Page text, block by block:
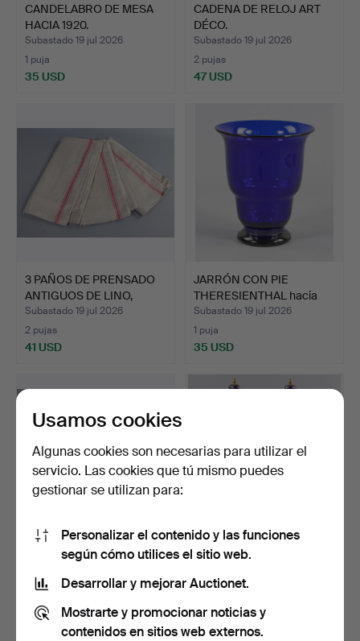
CANDELABRO DE MESA
HACIA 1920.
Subastado 19 jul 2026
1 puja
35 USD
CADENA DE RELOJ ART
DÉCO.
Subastado 19 jul 2026
2 pujas
47 USD
3 PAÑOS DE PRENSADO
ANTIGUOS DE LINO,
paño…
Subastado 19 jul 2026
2 pujas
41 USD
JARRÓN CON PIE
THERESIENTHAL hacia
1920.
Subastado 19 jul 2026
1 puja
35 USD
ROSENTHAL 5 PIEZAS
*MARIA* RAMO DE
FLORES.
Subastado 19 jul 2026
35 USD
PAREJA DE JARRONES
Subastado 19 jul 2026
392 USD
Usamos cookies
Algunas cookies son necesarias para utilizar el
servicio. Las cookies que tú mismo puedes
gestionar se utilizan para:
Personalizar el contenido y las funciones
según cómo utilices el sitio web.
Desarrollar y mejorar Auctionet.
Mostrarte y promocionar noticias y
contenidos en sitios web externos.